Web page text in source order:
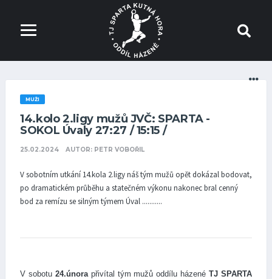
MUŽI
14.kolo 2.ligy mužů JVČ: SPARTA -
SOKOL Úvaly 27:27 / 15:15 /
25.02.2024 AUTOR: PETR VOBOŘIL
V sobotním utkání 14.kola 2.ligy náš tým mužů opět dokázal bodovat,
po dramatickém průběhu a statečném výkonu nakonec bral cenný
bod za remízu se silným týmem Úval ...........
V sobotu 24.únorapřivítal tým mužů oddílu házenéTJ SPARTA